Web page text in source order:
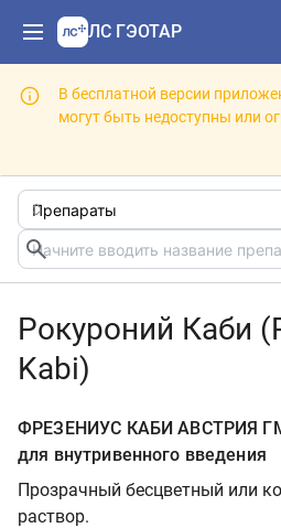
ЛС ГЭОТАР
В бесплатной версии
могут быть недоступны или
Рокуроний Каби
Kabi)
ФРЕЗЕНИУС КАБИ АВСТРИЯ
для внутривенного введения
Прозрачный бесцветный или
раствор.